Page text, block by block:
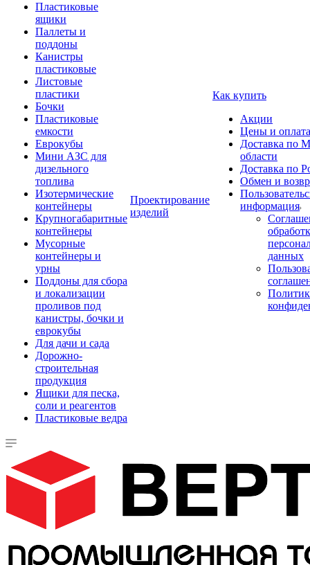
Пластиковые
ящики
Паллеты и
поддоны
Канистры
пластиковые
Листовые
пластики
Бочки
Пластиковые
емкости
Еврокубы
Мини АЗС для
дизельного
топлива
Изотермические
контейнеры
Крупногабаритные
контейнеры
Мусорные
контейнеры и
урны
Поддоны для сбора
и локализации
проливов под
канистры, бочки и
еврокубы
Для дачи и сада
Дорожно-
строительная
продукция
Ящики для песка,
соли и реагентов
Пластиковые ведра
Проектирование
изделий
Как купить
Акции
Цены и оплата
Доставка по
области
Доставка по
Обмен и
информация
данных